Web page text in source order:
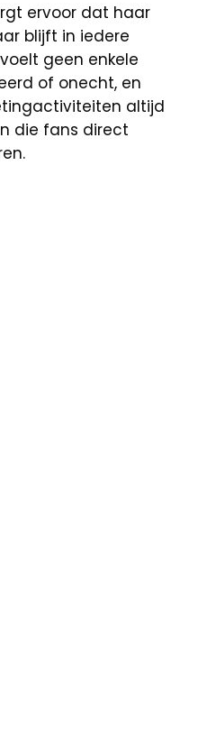
ervoor dat haar
blijft in iedere
geen enkele
of onecht, en
altijd
die fans direct